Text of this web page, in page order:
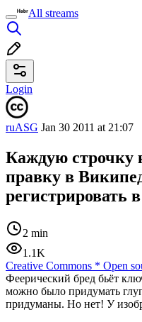
All streams
Login
ruASG Jan 30 2011 at 21:07
Каждую строчку
правку в
регистрировать
2 min
1.1K
Creative Commons * Open
Феерический бред бьёт
можно было придумать
придуманы. Но нет! У